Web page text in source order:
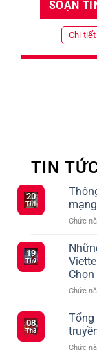
SOẠN
Chi tiết
TIN
20
Th1
Chức
19
Th9
Chọn
Chức
08
Th3
Tổng
Chức